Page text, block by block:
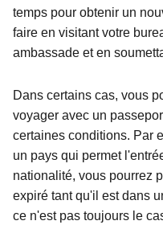
temps pour obtenir un
faire en visitant votre
ambassade et en
Dans certains cas, vous
voyager avec un
certaines conditions. Par
un pays qui permet
nationalité, vous pourrez
expiré tant qu'il est dans
ce n'est pas toujours le